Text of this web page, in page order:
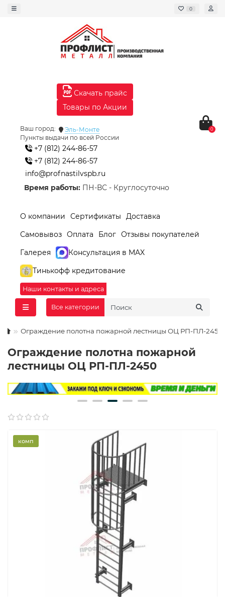
0
Скачать прайс
Товары по Акции
Ваш город:
Эль-Монте
Пункты выдачи по всей России
+7 (812) 244-86-57
+7 (812) 244-86-57
info@profnastilvspb.ru
Время работы: ПН-ВС - Круглосуточно
0
О компании Сертификаты
Доставка
Самовывоз Оплата Блог Отзывы покупателей
Галерея
Консультация в MAX
Тинькофф кредитование
Наши контакты и адреса
Все категории
Ограждение полотна пожарной лестницы ОЦ РП-ПЛ-2450
Ограждение полотна пожарной
лестницы ОЦ РП-ПЛ-2450
комп